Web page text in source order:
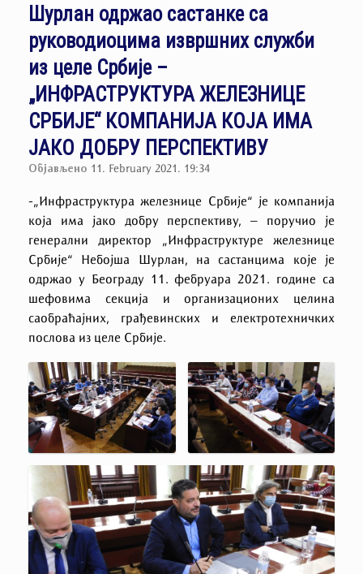
Шурлан одржао састанке са
руководиоцима извршних служби
из целе Србије –
„ИНФРАСТРУКТУРА ЖЕЛЕЗНИЦЕ
СРБИЈЕ“ КОМПАНИЈА КОЈА ИМА
ЈАКО ДОБРУ ПЕРСПЕКТИВУ
Објављено 11. February 2021. 19:34
-„Инфраструктура железнице Србије“ је компанија
која има јако добру перспективу, – поручио је
генерални директор „Инфраструктуре железнице
Србије“ Небојша Шурлан, на састанцима које је
одржао у Београду 11. фебруара 2021. године са
шефовима секција и организационих целина
саобраћајних, грађевинских и електротехничких
послова из целе Србије.